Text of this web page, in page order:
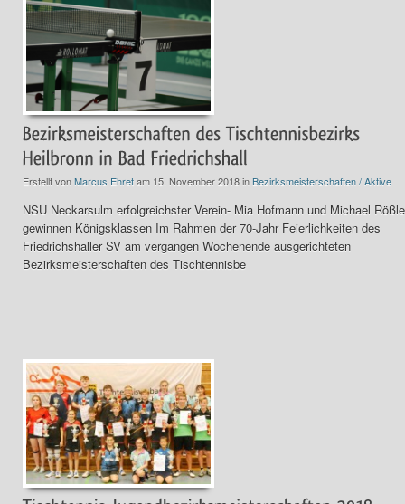
Erstellt vonMarcus Ehretam 15. November 2018 inBezirksmeisterschaften / Aktive
NSU Neckarsulm erfolgreichster Verein- Mia Hofmann und Michael Rößle
gewinnen Königsklassen Im Rahmen der 70-Jahr Feierlichkeiten des
Friedrichshaller SV am vergangen Wochenende ausgerichteten
Bezirksmeisterschaften des Tischtennisbe